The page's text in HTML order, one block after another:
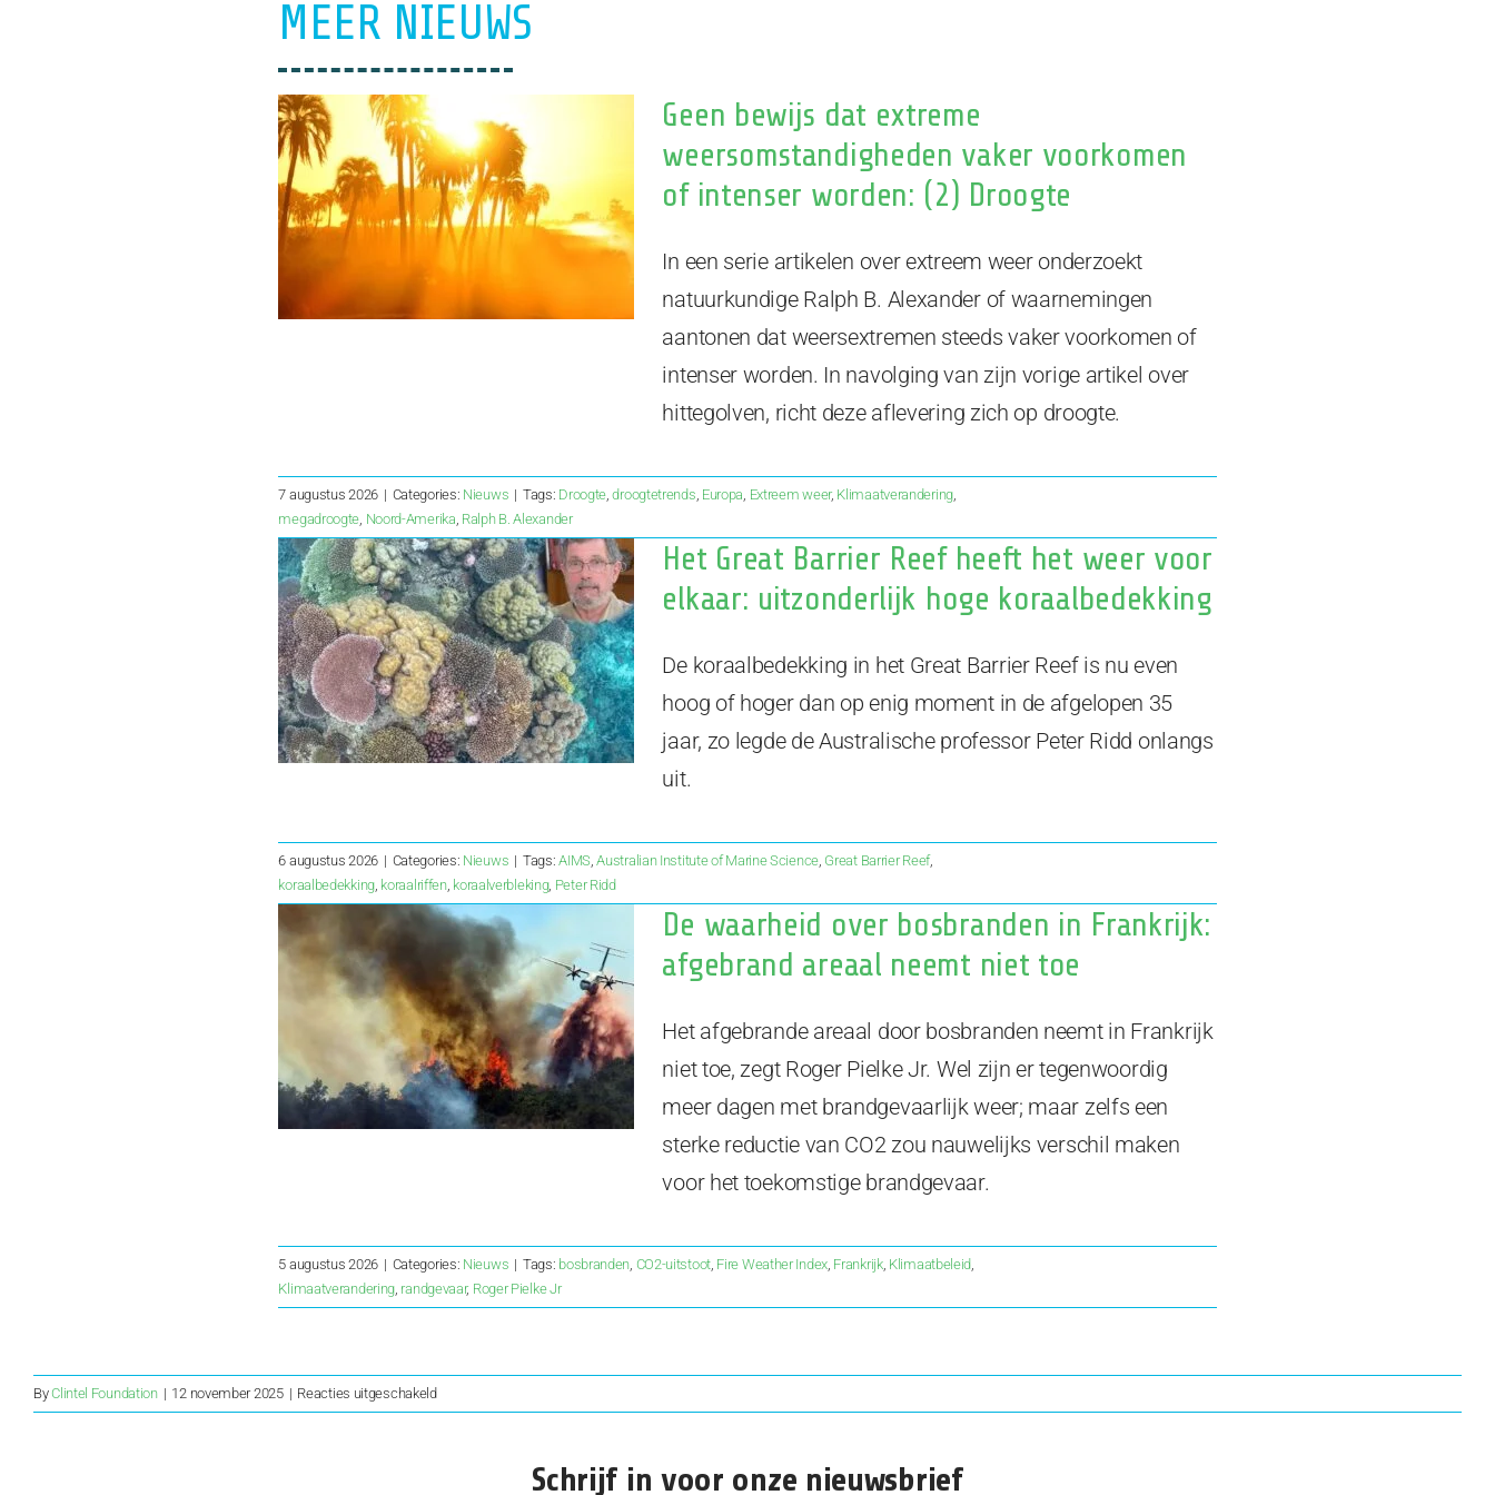
MEER NIEUWS
Geen bewijs dat extreme
weersomstandigheden vaker voorkomen
of intenser worden: (2) Droogte
In een serie artikelen over extreem weer onderzoekt
natuurkundige Ralph B. Alexander of waarnemingen
aantonen dat weersextremen steeds vaker voorkomen of
intenser worden. In navolging van zijn vorige artikel over
hittegolven, richt deze aflevering zich op droogte.
7 augustus 2026 | Categories: Nieuws | Tags: Droogte,droogtetrends, Europa, Extreem weer, Klimaatverandering,
megadroogte, Noord-Amerika, Ralph B. Alexander
Het Great Barrier Reef heeft het weer voor
elkaar: uitzonderlijk hoge koraalbedekking
De koraalbedekking in het Great Barrier Reef is nu even
hoog of hoger dan op enig moment in de afgelopen 35
jaar, zo legde de Australische professor Peter Ridd onlangs
uit.
6 augustus 2026 | Categories: Nieuws | Tags:AIMS,Australian Institute of Marine Science, Great Barrier Reef,
koraalbedekking, koraalriffen, koraalverbleking, Peter Ridd
De waarheid over bosbranden in Frankrijk:
afgebrand areaal neemt niet toe
Het afgebrande areaal door bosbranden neemt in Frankrijk
niet toe, zegt Roger Pielke Jr. Wel zijn er tegenwoordig
meer dagen met brandgevaarlijk weer; maar zelfs een
sterke reductie van CO2 zou nauwelijks verschil maken
voor het toekomstige brandgevaar.
5 augustus 2026 | Categories: Nieuws | Tags: bosbranden, CO2-uitstoot, Fire Weather Index, Frankrijk, Klimaatbeleid,
Klimaatverandering, randgevaar, Roger Pielke Jr
ByClintel Foundation | 12 november 2025 | Reacties uitgeschakeldvoor
Marcel
Schrijf in voor onze nieuwsbrief